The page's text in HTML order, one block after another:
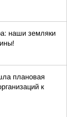
наши земляки
плановая
к